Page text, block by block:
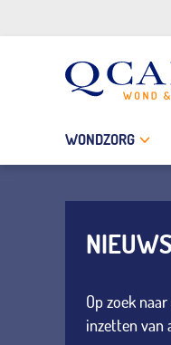
WONDZORG
NIEUWS
Op zoek
inzetten van